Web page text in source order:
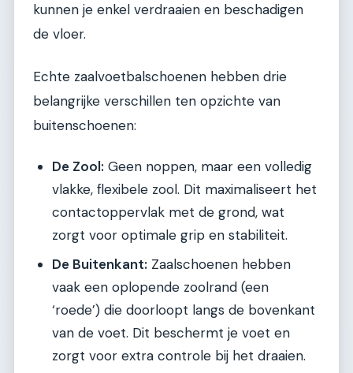
kunnen je enkel verdraaien en beschadigen
de vloer.
Echte zaalvoetbalschoenen hebben drie
belangrijke verschillen ten opzichte van
buitenschoenen:
De Zool: Geen noppen, maar een volledig
vlakke, flexibele zool. Dit maximaliseert het
contactoppervlak met de grond, wat
zorgt voor optimale grip en stabiliteit.
De Buitenkant: Zaalschoenen hebben
vaak een oplopende zoolrand (een
‘roede’) die doorloopt langs de bovenkant
van de voet. Dit beschermt je voet en
zorgt voor extra controle bij het draaien.